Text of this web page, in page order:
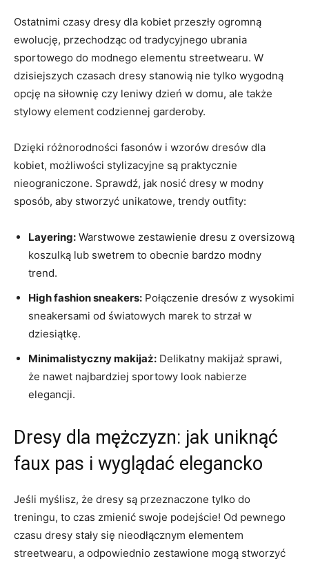
Ostatnimi​ czasy dresy dla kobiet przeszły ogromną
ewolucję, przechodząc‍ od tradycyjnego ubrania
sportowego do modnego⁤ elementu streetwearu. W
dzisiejszych czasach dresy stanowią nie tylko wygodną
opcję na ⁣siłownię​ czy leniwy dzień w ‌domu, ale także
stylowy element codziennej garderoby.
Dzięki różnorodności ⁣fasonów‍ i​ wzorów dresów dla
kobiet, możliwości stylizacyjne są praktycznie
nieograniczone. ​Sprawdź, jak nosić dresy w ⁤modny
sposób, aby‌ stworzyć​ unikatowe, trendy outfity:
Layering: ⁢Warstwowe zestawienie dresu z oversizową
‍koszulką lub ⁣swetrem to obecnie bardzo modny
trend.
High fashion sneakers: Połączenie‌ dresów z wysokimi
sneakersami od światowych marek to strzał w
dziesiątkę.
Minimalistyczny makijaż: Delikatny makijaż sprawi,
że nawet najbardziej sportowy look nabierze​
elegancji.
Dresy dla mężczyzn: jak uniknąć
faux pas i wyglądać elegancko
Jeśli myślisz, że dresy są przeznaczone​ tylko do
treningu,⁢ to czas zmienić swoje podejście! Od pewnego
czasu dresy stały ‌się nieodłącznym elementem
streetwearu, ⁣a odpowiednio‍ zestawione‍ mogą ⁣stworzyć